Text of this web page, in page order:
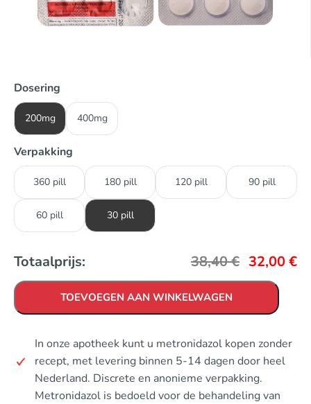
Dosering
200mg 400mg
Verpakking
360 pill 180 pill 120 pill 90 pill
60 pill 30 pill
Totaalprijs: 38,40€ 32,00€
TOEVOEGEN AAN WINKELWAGEN
In onze apotheek kunt u metronidazol kopen zonder
recept, met levering binnen 5-14 dagen door heel
Nederland. Discrete en anonieme verpakking.
Metronidazol is bedoeld voor de behandeling van